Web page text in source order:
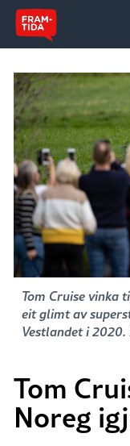
Tom Cruise vinka
eit glimt av
Vestlandet i 2020.
Tom
Noreg